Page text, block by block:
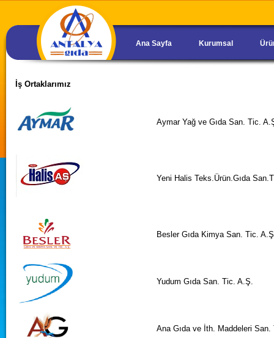
Ana Sayfa Kurumsal
İş Ortaklarımız
Aymar Yağ ve Gıda San. Tic.
Yeni Halis Teks.Ürün.Gıda
Besler Gıda Kimya San. Tic.
Yudum Gıda San. Tic. A.Ş.
Ana Gıda ve İth. Maddeleri San.